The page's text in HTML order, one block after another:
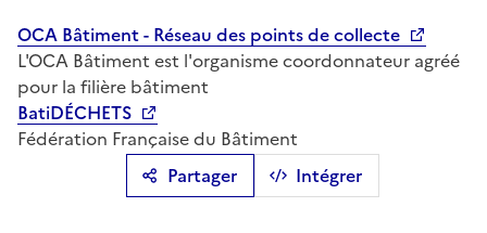
Partager Intégrer
OCA Bâtiment - Réseau des points de collecte
L'OCA Bâtiment est l'organisme coordonnateur agréé
pour la filière bâtiment
BatiDÉCHETS
Fédération Française du Bâtiment